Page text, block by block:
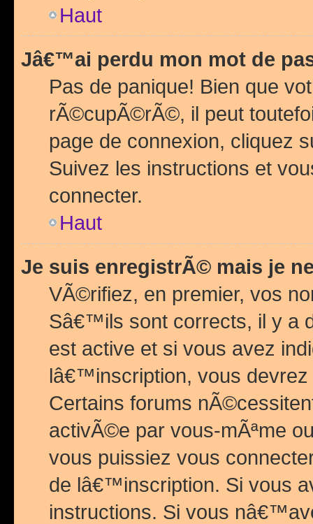
Haut
Jâ€™ai perdu mon mot de
Pas de panique! Bien que
rÃ©cupÃ©rÃ©, il peut
page de connexion, cliquez
Suivez les instructions et
connecter.
Haut
Je suis enregistrÃ© mais je
VÃ©rifiez, en premier, vos
Sâ€™ils sont corrects, il y a
est active et si vous avez
lâ€™inscription, vous
Certains forums
activÃ©e par vous-mÃªme
vous puissiez vous
de lâ€™inscription. Si vous
instructions. Si vous